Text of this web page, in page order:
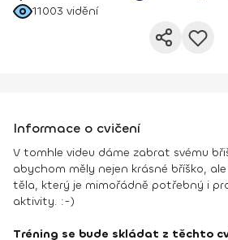
11003 vidění
Informace o cvičení
V tomhle videu dáme zabrat svému
abychom měly nejen krásné bříško,
těla, který je mimořádně potřebný i
aktivity. :-)
Tréning se bude skládat z těchto